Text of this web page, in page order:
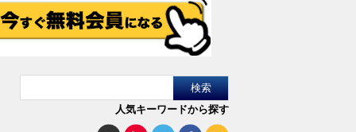
人気キーワードから探す